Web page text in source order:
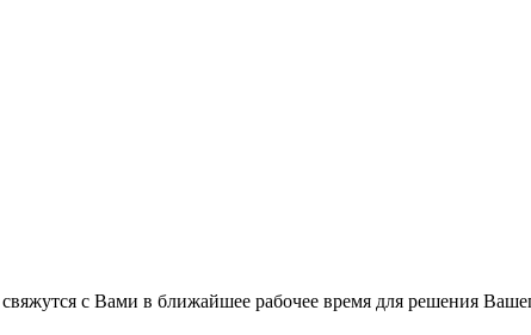
с Вами в ближайшее рабочее время для решения